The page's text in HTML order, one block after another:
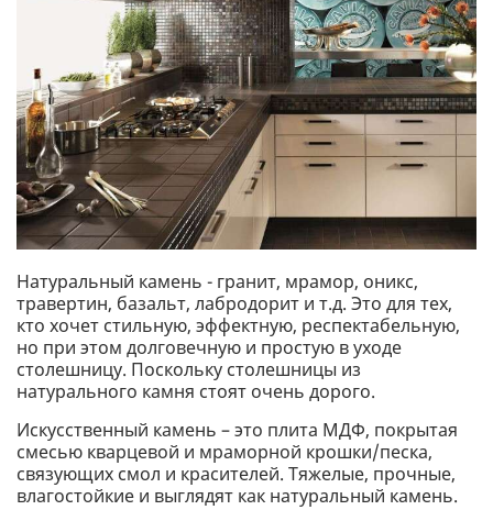
Натуральный камень - гранит, мрамор, оникс,
травертин, базальт, лабродорит и т.д. Это для тех,
кто хочет стильную, эффектную, респектабельную,
но при этом долговечную и простую в уходе
столешницу. Поскольку столешницы из
натурального камня стоят очень дорого.
Искусственный камень – это плита МДФ, покрытая
смесью кварцевой и мраморной крошки/песка,
связующих смол и красителей. Тяжелые, прочные,
влагостойкие и выглядят как натуральный камень.